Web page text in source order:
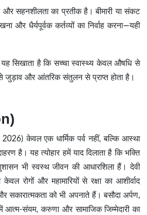
और सहनशीलता का प्रतीक है। बीमारी या संकट
और धैर्यपूर्वक कर्तव्यों का निर्वाह करना—यही
सिखाता है कि सच्चा स्वास्थ्य केवल औषधि से
जुड़ाव और आंतरिक संतुलन से प्राप्त होता है।
केवल एक धार्मिक पर्व नहीं, बल्कि आस्था
है। यह त्योहार हमें याद दिलाता है कि भक्ति
भी स्वस्थ जीवन की आधारशिला हैं। देवी
रोगों और महामारियों से रक्षा का आशीर्वाद
सकारात्मकता को भी अपनाते हैं। बसौदा अर्पण,
आत्म-संयम, करुणा और सामाजिक जिम्मेदारी का